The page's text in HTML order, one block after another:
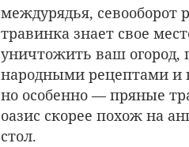
междурядья, севооборот
травинка знает свое
уничтожить ваш огород,
народными рецептами и
но особенно — пряные
оазис скорее похож на
стол.